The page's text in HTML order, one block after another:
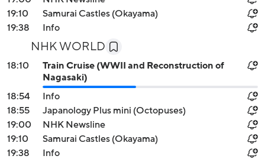
19:10
Samurai Castles (Okayama)
19:38
Info
NHK WORLD
18:10
Train Cruise (WWII and Reconstruction of
Nagasaki)
18:54
Info
18:55
Japanology Plus mini (Octopuses)
19:00
NHK Newsline
19:10
Samurai Castles (Okayama)
19:38
Info